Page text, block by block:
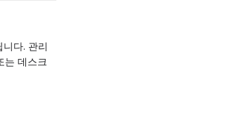
다. 관리
는 데스크